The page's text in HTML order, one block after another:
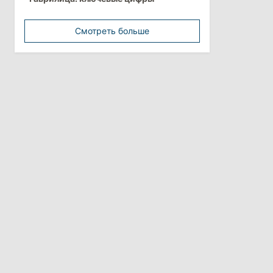
минимальной зарплатой
Политика
Анна Ревенко уходит с поста главы
Смотреть больше